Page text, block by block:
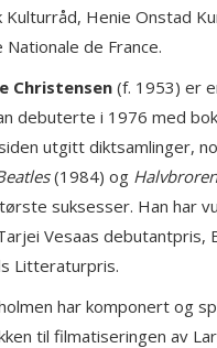
Kulturråd, Henie Onstad
Nationale de France.
Christensen(f. 1953) er
debuterte i 1976 med
utgitt diktsamlinger,
(1984) og Halvbroren
suksesser. Han har
Vesaas debutantpris,
Litteraturpris.
har komponert og
til filmatiseringen av